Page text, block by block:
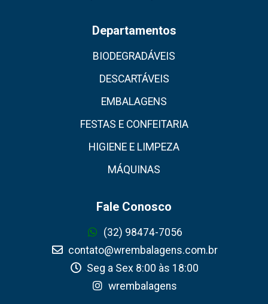
Departamentos
BIODEGRADÁVEIS
DESCARTÁVEIS
EMBALAGENS
FESTAS E CONFEITARIA
HIGIENE E LIMPEZA
MÁQUINAS
Fale Conosco
(32) 98474-7056
contato@wrembalagens.com.br
Seg a Sex 8:00 às 18:00
wrembalagens